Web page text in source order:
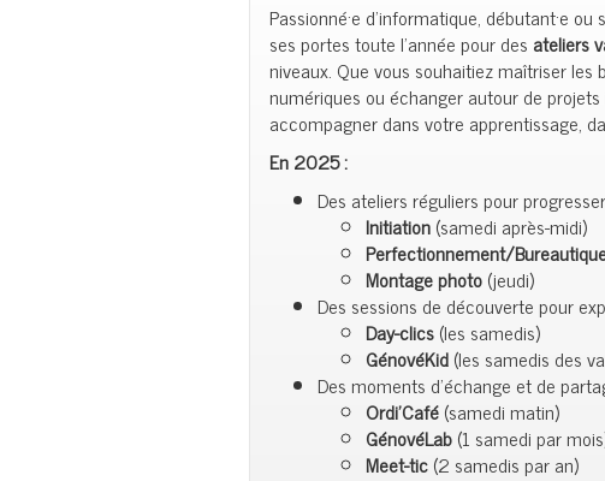
Passionné·e d’informatique, débutant·e
ses portes toute l’année pour des ateliers
niveaux. Que vous souhaitiez maîtriser
numériques ou échanger autour de
accompagner dans votre apprentissage,
En 2025 :
Des ateliers réguliers pour
Initiation(samedi après-midi)
Perfectionnement/
Montage photo(jeudi)
Des sessions de découverte pour
Day-clics(les samedis)
GénovéKid(les samedis des
Des moments d’échange et de
Ordi’Café(samedi matin)
GénovéLab(1 samedi par
Meet-tic(2 samedis par an)